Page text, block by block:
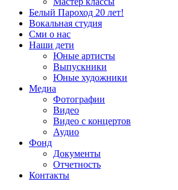
Белый Пароход 20 лет!
Вокальная студия
Сми о нас
Наши дети
Юные артисты
Выпускники
Юные художники
Медиа
Фотографии
Видео
Видео с концертов
Аудио
Фонд
Документы
Отчетность
Контакты